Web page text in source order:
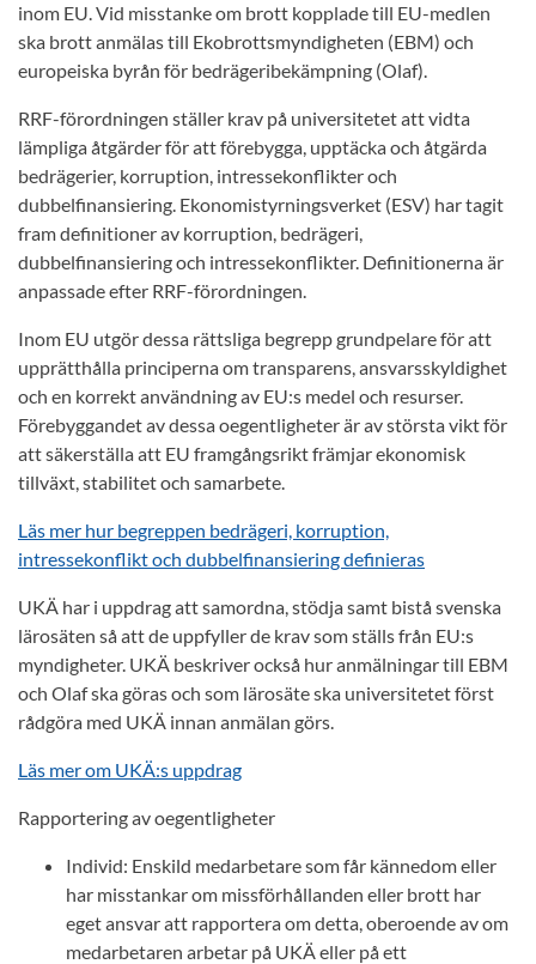
inom EU. Vid misstanke om brott kopplade till EU-medlen
ska brott anmälas till Ekobrottsmyndigheten (EBM) och
europeiska byrån för bedrägeribekämpning (Olaf).
RRF-förordningen ställer krav på universitetet att vidta
lämpliga åtgärder för att förebygga, upptäcka och åtgärda
bedrägerier, korruption, intressekonflikter och
dubbelfinansiering. Ekonomistyrningsverket (ESV) har tagit
fram definitioner av korruption, bedrägeri,
dubbelfinansiering och intressekonflikter. Definitionerna är
anpassade efter RRF-förordningen.
Inom EU utgör dessa rättsliga begrepp grundpelare för att
upprätthålla principerna om transparens, ansvarsskyldighet
och en korrekt användning av EU:s medel och resurser.
Förebyggandet av dessa oegentligheter är av största vikt för
att säkerställa att EU framgångsrikt främjar ekonomisk
tillväxt, stabilitet och samarbete.
Läs mer hur begreppen bedrägeri, korruption,
intressekonflikt och dubbelfinansiering definieras
UKÄ har i uppdrag att samordna, stödja samt bistå svenska
lärosäten så att de uppfyller de krav som ställs från EU:s
myndigheter. UKÄ beskriver också hur anmälningar till EBM
och Olaf ska göras och som lärosäte ska universitetet först
rådgöra med UKÄ innan anmälan görs.
Läs mer om UKÄ:s uppdrag
Rapportering av oegentligheter
Individ: Enskild medarbetare som får kännedom eller
har misstankar om missförhållanden eller brott har
eget ansvar att rapportera om detta, oberoende av om
medarbetaren arbetar på UKÄ eller på ett